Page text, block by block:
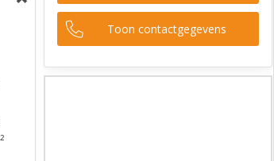
Toon contactgegevens